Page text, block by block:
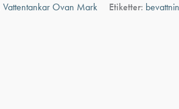
Vattentankar Ovan Mark Etiketter: